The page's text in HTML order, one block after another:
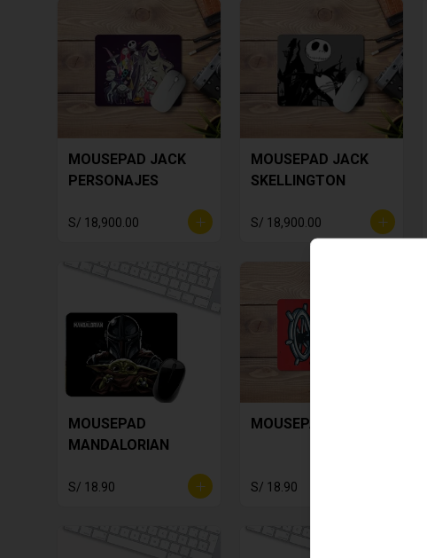
MOUSEPAD JACK
PERSONAJES
S/ 18,900.00
MOUSEPAD JACK
SKELLINGTON
S/ 18,900.00
MOUSEPAD
MANDALORIAN
S/ 18.90
MOUSEPAD MICKEY
S/ 18.90